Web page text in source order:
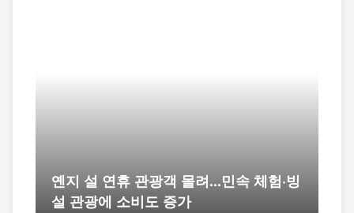
옌지 설 연휴 관광객 몰려...민속 체험·빙
설 관광에 소비도 증가